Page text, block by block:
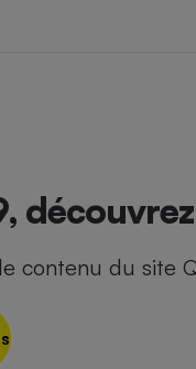
contenu du site